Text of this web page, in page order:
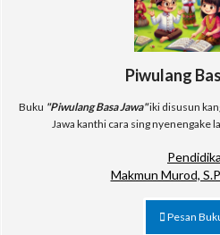
Piwulang
Buku "Piwulang Basa Jawa"iki disusun
Jawa kanthi cara sing nyenengake
Makmun Murod,
Pesan